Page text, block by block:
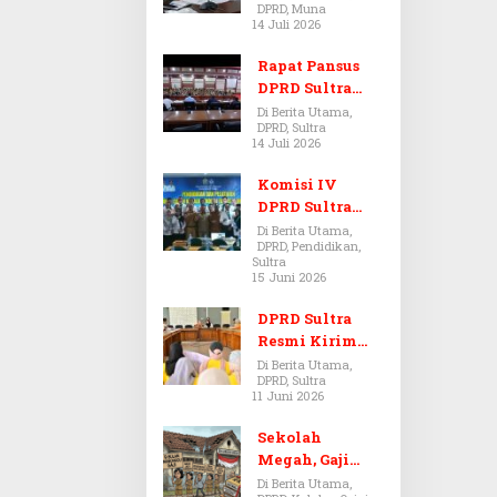
Dugaan Jual
Beli Tanah
Bermasalah di
Muna
DPRD, Muna
14 Juli 2026
Rapat Pansus
DPRD Sultra
Diskors Dua
Kali Akibat
Ketidakhadira
n Pj Sekda
Di Berita Utama,
DPRD, Sultra
14 Juli 2026
Komisi IV
DPRD Sultra
Kawal Hak
Guru,
Rencanakan
Pendidikan
Di Berita Utama,
DPRD, Pendidikan,
Sultra
15 Juni 2026
DPRD Sultra
Resmi Kirim
Aspirasi Tolak
Peraturan
BPOM No. 5
Tahun 2026 ke
Komisi IX DPR
Di Berita Utama,
DPRD, Sultra
11 Juni 2026
Sekolah
Megah, Gaji
Guru Berdarah-
Di Berita Utama,